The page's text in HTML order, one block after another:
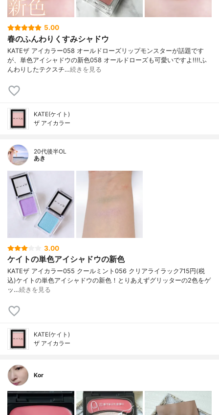
5.00
春のふんわりくすみシャドウ
KATEザ アイカラー058 オールドローズリップモンスターが話題です
が、単色アイシャドウの新色058 オールドローズも可愛いですよ!!!!ふ
んわりしたテクスチ…続きを見る
KATE(ケイト)
ザ アイカラー
20代後半OL
あき
3.00
ケイトの単色アイシャドウの新色
KATE ザ アイカラー 055 クールミント 056 クリアライラック 715円(税
込) ケイトの単色アイシャドウの新色！ とりあえずグリッターの2色をゲ
ッ…続きを見る
KATE(ケイト)
ザ アイカラー
Kor